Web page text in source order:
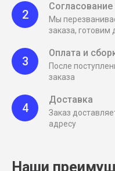
2
Согласование
Мы
заказа, готовим
3
Оплата и
После
заказа
4
Доставка
Заказ
адресу
Наши